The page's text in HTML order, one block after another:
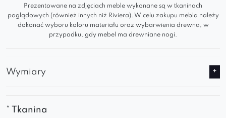
zaspokoi Wasze oczekiwania.
Prezentowane na zdjęciach meble wykonane są w tkaninach
poglądowych (również innych niż Riviera). W celu zakupu mebla należy
dokonać wyboru koloru materiału oraz wybarwienia drewna, w
przypadku, gdy mebel ma drewniane nogi.
Wymiary
* Tkanina